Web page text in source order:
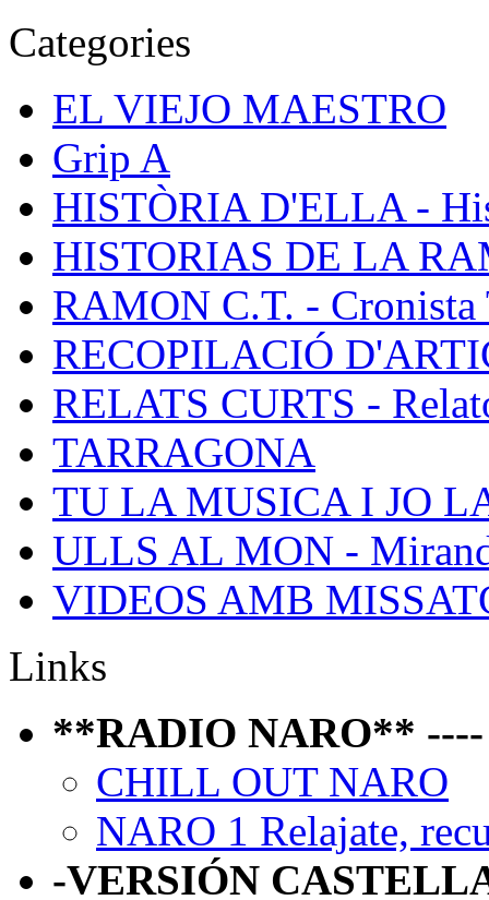
Categories
EL VIEJO MAESTRO
Grip A
HISTÒRIA D'ELLA -
HISTORIAS DE LA
RAMON C.T. - Cronista
RECOPILACIÓ
RELATS CURTS -
TARRAGONA
TU LA MUSICA I JO
ULLS AL MON -
VIDEOS AMB
Links
**RADIO NARO** ----
CHILL OUT NARO
NARO 1 Relajate,
-VERSIÓN